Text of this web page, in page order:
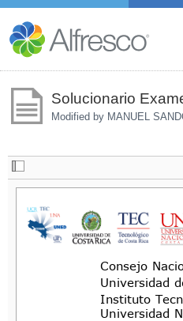
Solucionario
Modified by MANUEL